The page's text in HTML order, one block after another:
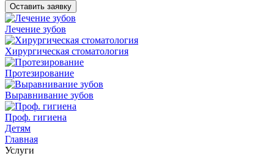
Оставить заявку
Лечение зубов
Хирургическая стоматология
Протезирование
Выравнивание зубов
Проф. гигиена
Детям
Главная
Услуги